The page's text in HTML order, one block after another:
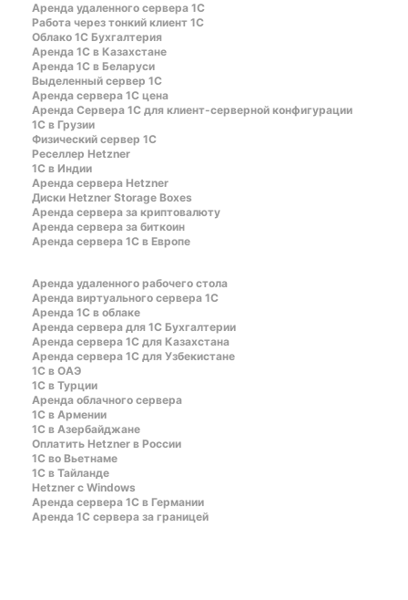
Аренда удаленного сервера 1С
Работа через тонкий клиент 1С
Облако 1С Бухгалтерия
Аренда 1С в Казахстане
Аренда 1С в Беларуси
Выделенный сервер 1С
Аренда сервера 1С цена
Aренда Сервера 1С для клиент-серверной конфигурации
1С в Грузии
Физический сервер 1С
Реселлер Hetzner
1С в Индии
Аренда сервера Hetzner
Диски Hetzner Storage Boxes
Аренда сервера за криптовалюту
Аренда сервера за биткоин
Аренда сервера 1С в Европе
Аренда удаленного рабочего стола
Аренда виртуального сервера 1С
Аренда 1С в облаке
Аренда сервера для 1С Бухгалтерии
Аренда сервера 1С для Казахстана
Аренда сервера 1С для Узбекистане
1C в ОАЭ
1C в Турции
Аренда облачного сервера
1С в Армении
1С в Азербайджане
Оплатить Hetzner в России
1С во Вьетнаме
1С в Тайланде
Hetzner c Windows
Аренда сервера 1С в Германии
Аренда 1С сервера за границей